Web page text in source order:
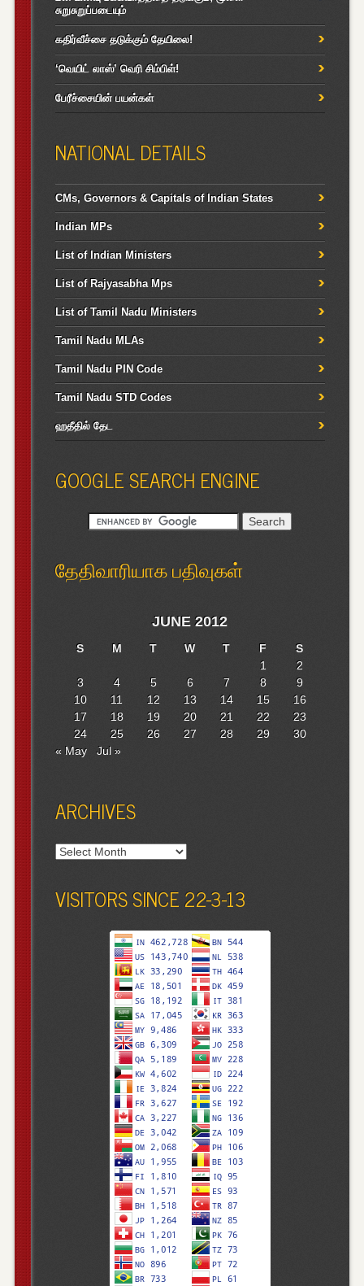
சுறுசுறுப்படையும்
கதிர்வீச்சை தடுக்கும் தேயிலை!
‘வெயிட் லாஸ்’ வெரி சிம்பிள்!
பேரீச்சையின் பயன்கள்
NATIONAL DETAILS
CMs, Governors & Capitals of Indian States
Indian MPs
List of Indian Ministers
List of Rajyasabha Mps
List of Tamil Nadu Ministers
Tamil Nadu MLAs
Tamil Nadu PIN Code
Tamil Nadu STD Codes
ஹதீதில் தேட
GOOGLE SEARCH ENGINE
தேதிவாரியாக பதிவுகள்
JUNE 2012
S M T W T F
S
1
2
3
4 5 6 7 8
9
10
11 12 13 14 15
16
17
18 19 20 21 22
23
24
25 26 27 28 29
30
« May
Jul »
ARCHIVES
Archives
VISITORS SINCE 22-3-13